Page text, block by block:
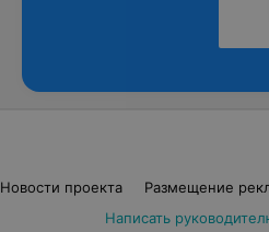
Новости проекта Размещение
Написать